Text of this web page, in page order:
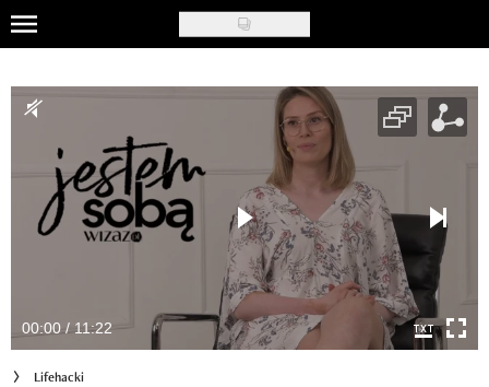
Skip
to
main
content
Triki modowe
Tipy urodowe
Lifehacki
Recenzje kosmetyków
00:00 / 11:22
Lifehacki